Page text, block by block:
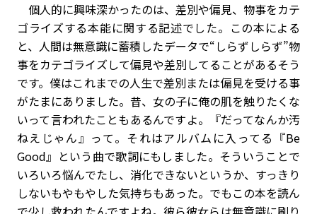
個人的に興味深かったのは、差別や偏見、物事をカテ
ゴライズする本能に関する記述でした。この本による
と、人間は無意識に蓄積したデータで“しらずしらず”物
事をカテゴライズして偏見や差別してることがあるそう
です。僕はこれまでの人生で差別または偏見を受ける事
がたまにありました。昔、女の子に俺の肌を触りたくな
いって言われたこともあるんですよ。『だってなんか汚
ねえじゃん』って。それはアルバムに入ってる『Be
Good』という曲で歌詞にもしました。そういうことで
いろいろ悩んでたし、消化できないというか、すっきり
しないもやもやした気持ちもあった。でもこの本を読ん